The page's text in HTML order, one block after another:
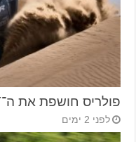
פולריס חושפת את ה־RZR PRO R BOOST טורבו
לפני 2 ימים